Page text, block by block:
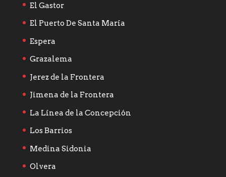
El Gastor
El Puerto De Santa María
Espera
Grazalema
Jerez de la Frontera
Jimena de la Frontera
La Línea de la Concepción
Los Barrios
Medina Sidonia
Olvera